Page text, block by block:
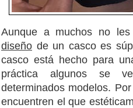
Aunque a muchos no
diseño de un casco es
casco está hecho para
práctica algunos se
determinados modelos.
encuentren el que